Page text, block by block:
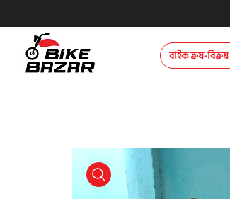
বাইক ক্রয়-বিক্রয়
product view